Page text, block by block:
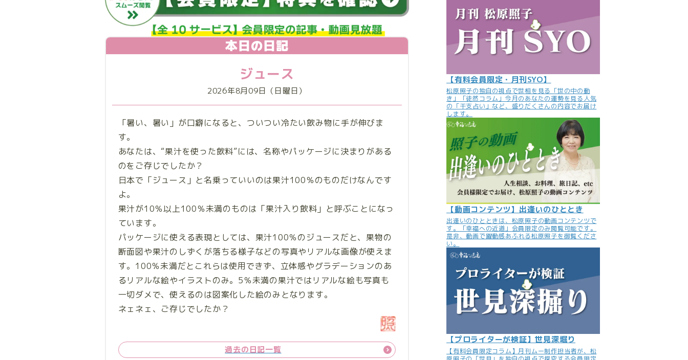
本日の日記
ジュース
2026年8月09日（日曜日）
「暑い、暑い」が口癖になると、ついつい冷たい飲み物に手が伸びま
す。
あなたは、“果汁を使った飲料”には、名称やパッケージに決まりがある
のをご存じでしたか？
日本で「ジュース」と名乗っていいのは果汁100％のものだけなんです
よ。
果汁が10％以上100％未満のものは「果汁入り飲料」と呼ぶことになっ
ています。
パッケージに使える表現としては、果汁100％のジュースだと、果物の
断面図や果汁のしずくが落ちる様子などの写真やリアルな画像が使えま
す。100％未満だとこれらは使用できず、立体感やグラデーションのあ
るリアルな絵やイラストのみ。5％未満の果汁ではリアルな絵も写真も
一切ダメで、使えるのは図案化した絵のみとなります。
ネェネェ、ご存じでしたか？
過去の日記一覧
【有料会員限定・月刊SYO】
松原照子の独自の視点で世相を見る「世の中の動
き」「徒然コラム」今月のあなたの運勢を見る人気
の「干支占い」など、盛りだくさんの内容でお届け
します。
【動画コンテンツ】出逢いのひととき
出逢いのひとときは、松原照子の動画コンテンツで
す。「幸福への近道」会員限定のみ閲覧可能です。
是非、動画で躍動感あふれる松原照子を御覧くださ
い。
【プロライターが検証】世見深堀り
【有料会員限定コラム】月刊ムー制作担当者が、松